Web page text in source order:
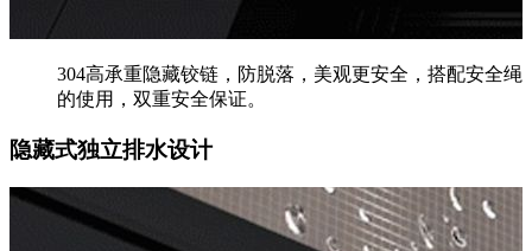
304高承重隐藏铰链，防脱落，美观更安全，搭配安全绳
的使用，双重安全保证。
隐藏式独立排水设计